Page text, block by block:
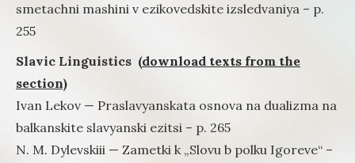
smetachni mashini v ezikovedskite izsledvaniya – p.
255
Slavic Linguistics (download texts from the
section)
Ivan Lekov — Praslavyanskata osnova na dualizma na
balkanskite slavyanski ezitsi – p. 265
N. M. Dylevskiii — Zametki k „Slovu b polku Igoreve“ –